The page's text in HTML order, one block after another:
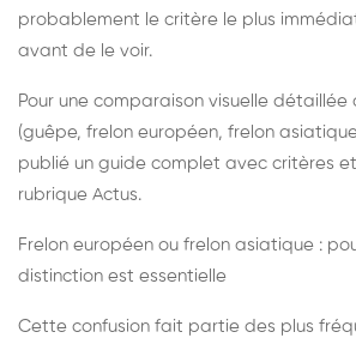
probablement le critère le plus
avant de le voir.
Pour une comparaison visuelle détaillée
(guêpe, frelon européen, frelon
publié un guide complet avec critères
rubrique Actus.
Frelon européen ou frelon asiatique :
distinction est essentielle
Cette confusion fait partie des plus